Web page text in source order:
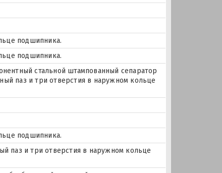
подшипника.
подшипника.
стальной штампованный сепаратор
паз и три отверстия в наружном кольце
подшипника.
паз и три отверстия в наружном кольце